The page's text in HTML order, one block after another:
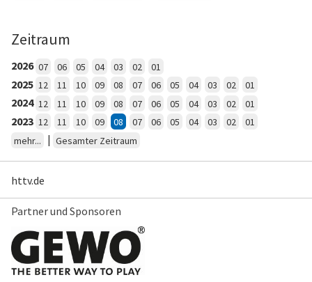
Zeitraum
2026 07 06 05 04 03 02 01
2025 12 11 10 09 08 07 06 05 04 03 02 01
2024 12 11 10 09 08 07 06 05 04 03 02 01
2023 12 11 10 09 08 07 06 05 04 03 02
01
mehr...
| Gesamter Zeitraum
httv.de
Partner und Sponsoren